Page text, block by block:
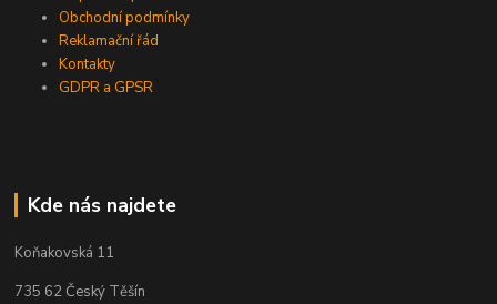
Obchodní podmínky
Reklamační řád
Kontakty
GDPR a GPSR
Kde nás najdete
Koňakovská 11
735 62 Český Těšín